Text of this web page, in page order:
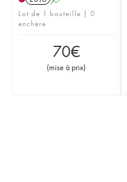
Lot de 1 bouteille | 0
enchère
70€
(mise à prix)